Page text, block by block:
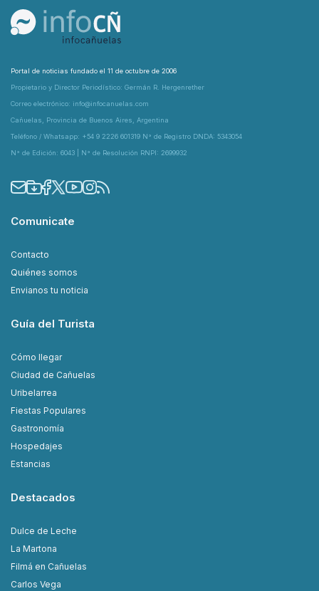
Portal de noticias fundado el 11 de octubre de 2006
Propietario y Director Periodístico: Germán R. Hergenrether
Correo electrónico: info@infocanuelas.com
Cañuelas, Provincia de Buenos Aires, Argentina
Teléfono / Whatsapp: +54 9 2226 601319 N° de Registro DNDA: 5343054
N° de Edición: 6043 | N° de Resolución RNPI: 2699932
Comunicate
Contacto
Quiénes somos
Envianos tu noticia
Guía del Turista
Cómo llegar
Ciudad de Cañuelas
Uribelarrea
Fiestas Populares
Gastronomía
Hospedajes
Estancias
Destacados
Dulce de Leche
La Martona
Filmá en Cañuelas
Carlos Vega